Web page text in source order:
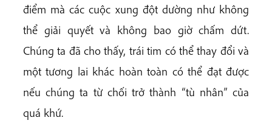
điểm mà các cuộc xung đột dường như không
thể giải quyết và không bao giờ chấm dứt.
Chúng ta đã cho thấy, trái tim có thể thay đổi và
một tương lai khác hoàn toàn có thể đạt được
nếu chúng ta từ chối trở thành “tù nhân” của
quá khứ.